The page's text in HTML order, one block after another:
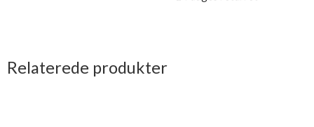
Relaterede produkter